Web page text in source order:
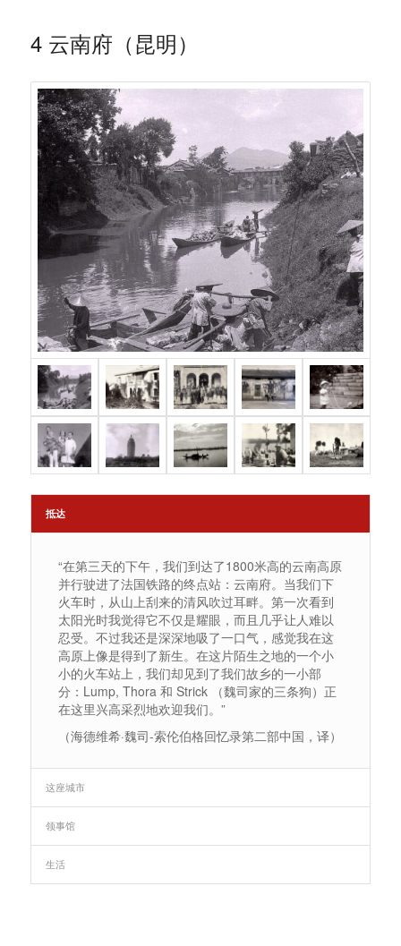
4 云南府（昆明）
抵达
“在第三天的下午，我们到达了1800米高的云南高原
并行驶进了法国铁路的终点站：云南府。当我们下
火车时，从山上刮来的清风吹过耳畔。第一次看到
太阳光时我觉得它不仅是耀眼，而且几乎让人难以
忍受。不过我还是深深地吸了一口气，感觉我在这
高原上像是得到了新生。在这片陌生之地的一个小
小的火车站上，我们却见到了我们故乡的一小部
分：Lump, Thora 和 Strick （魏司家的三条狗）正
在这里兴高采烈地欢迎我们。”
（海德维希·魏司-索伦伯格回忆录第二部中国，译）
这座城市
领事馆
生活